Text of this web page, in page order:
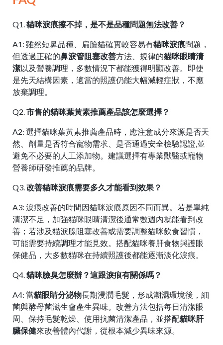
Q1.貓咪淚痕擦不掉，是不是品種問題無法改善？
A1: 雖然短鼻品種、扁臉貓確實較容易有貓咪淚痕問題，
但透過正確的鼻淚管阻塞改善方法、規律的貓咪眼睛清
潔以及營養調理，多數情況下都能獲得明顯改善。即使
是先天結構因素，適當的照護仍能大幅減輕症狀，不應
放棄調理。
Q2.市售的貓咪葉黃素推薦產品該怎麼選擇？
A2: 選擇貓咪葉黃素推薦產品時，應注意成分來源是否天
然、劑量是否符合寵物需求、是否通過安全檢驗認證,並
避免不必要的人工添加物。建議選擇有專業獸醫或寵物
營養師研發推薦的品牌。
Q3.改善貓咪淚痕需要多久才能看到效果？
A3: 淚痕改善的時間因貓咪淚痕原因不同而異。若是單純
清潔不足，加強貓咪眼睛清潔後通常數週內就能看到改
善；若涉及貓淚腺阻塞改善或需要調整貓咪飲食習慣，
可能需要持續調理才能見效。搭配貓咪養肝食物與護眼
保健品，大多數貓咪在持續照護後都能逐漸淡化淚痕。
Q4.貓咪臉臭怎麼辦？這跟淚痕有關係嗎？
A4: 當貓眼睛分泌物長期浸潤毛髮，形成潮濕環境後，細
菌與酵母菌滋生會產生異味。改善方法包括每日清潔眼
周、保持毛髮乾燥、使用抗菌清潔產品，並搭配貓咪肝
臟保健來改善體內代謝，從根本減少異味來源。